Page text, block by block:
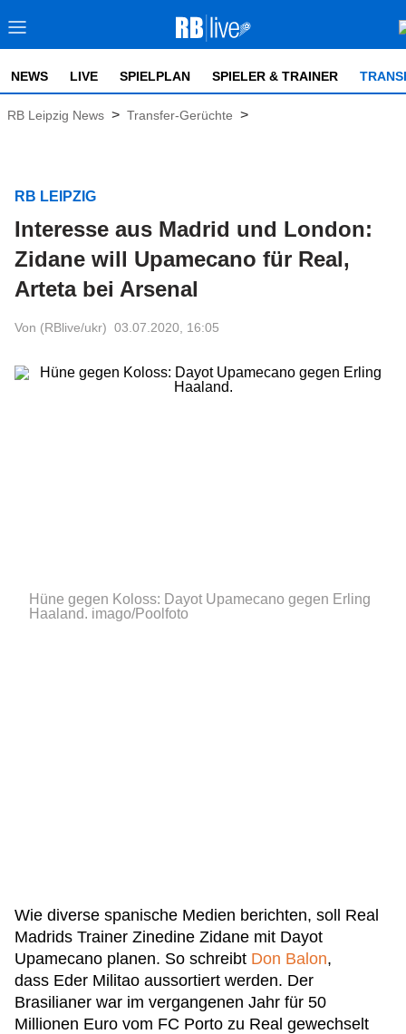
NEWS LIVE SPIELPLAN SPIELER & TRAINER
RB Leipzig News > Transfer-Gerüchte >
RB LEIPZIG
Interesse aus Madrid und London:
Zidane will Upamecano für Real,
Arteta bei Arsenal
Von (RBlive/ukr) 03.07.2020, 16:05
Hüne gegen Koloss: Dayot Upamecano gegen Erling
Haaland. imago/Poolfoto
Wie diverse spanische Medien berichten, soll Real
Madrids Trainer Zinedine Zidane mit Dayot
Upamecano planen. So schreibt Don Balon,
dass Eder Militao aussortiert werden. Der
Brasilianer war im vergangenen Jahr für 50
Millionen Euro vom FC Porto zu Real gewechselt